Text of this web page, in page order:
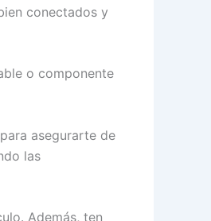
conectados y
o componente
asegurarte de
las
Además, ten